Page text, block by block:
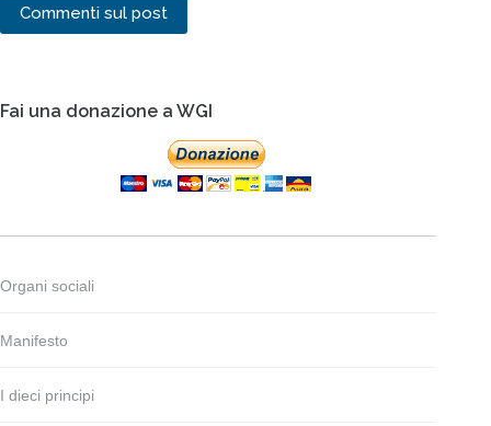
Commenti sul post
Fai una donazione a WGI
Organi sociali
Manifesto
I dieci principi